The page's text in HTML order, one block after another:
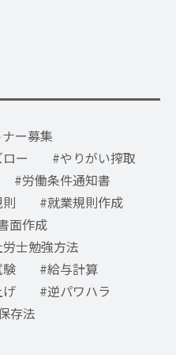
ー募集
ー
やりがい搾取
労働条件通知書
就業規則作成
面作成
士勉強方法
給与計算
逆パワハラ
存法